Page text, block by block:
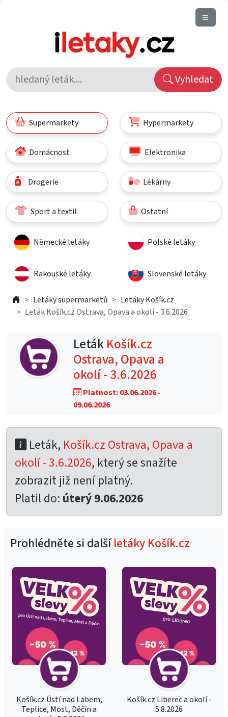
Vyhledat
Supermarkety Hypermarkety
Domácnost Elektronika
Drogerie Lékárny
Sport a textil Ostatní
Německé letáky Polské letáky
Rakouské letáky Slovenské letáky
Letáky supermarketů
Letáky Košík.cz
Leták Košík.cz Ostrava, Opava a okolí - 3.6.2026
LetákKošík.cz
Ostrava, Opava a
okolí - 3.6.2026
Platnost: 03.06.2026 -
09.06.2026
Leták, Košík.cz Ostrava, Opava a
okolí - 3.6.2026, který se snažíte
zobrazit již není platný.
Platil do: úterý 9.06.2026
Prohlédněte si dalšíletáky Košík.cz
Košík.cz Ústí nad Labem,
Teplice, Most, Děčín a
Košík.cz Liberec a okolí -
5.8.2026